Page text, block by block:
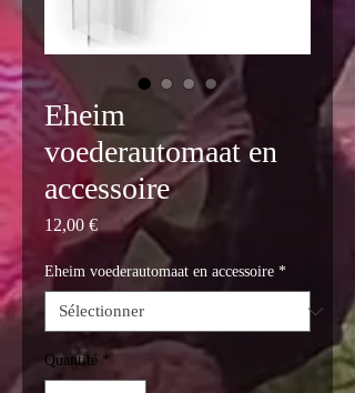
Eheim
voederautomaat en
accessoire
12,00 €Prix
Eheim voederautomaat en accessoire *
Quantité *